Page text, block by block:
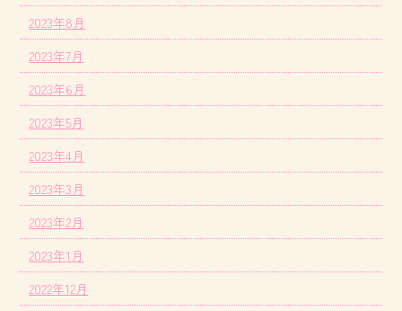
2023年8月
2023年7月
2023年6月
2023年5月
2023年4月
2023年3月
2023年2月
2023年1月
2022年12月